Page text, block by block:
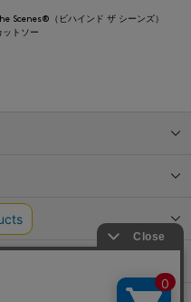
Scenes®（ビハインド ザ シーンズ）
ットソー